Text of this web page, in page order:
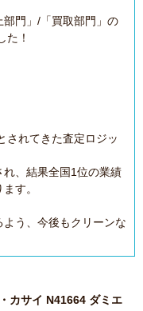
門」/「買取部門」の
た！
されてきた査定ロジッ
、結果全国1位の業績
す。
う、今後もクリーンな
カサイ N41664 ダミエ